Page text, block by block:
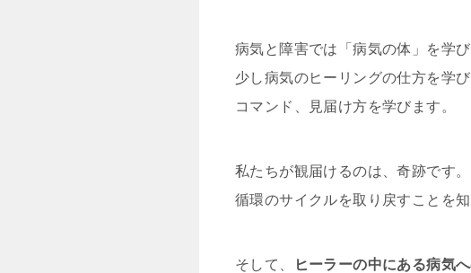
病気と障害では「病気の体」を学
少し病気のヒーリングの仕方を学
コマンド、見届け方を学びます。
私たちが観届けるのは、奇跡です
循環のサイクルを取り戻すことを知
そして、 ヒーラーの中にある病気